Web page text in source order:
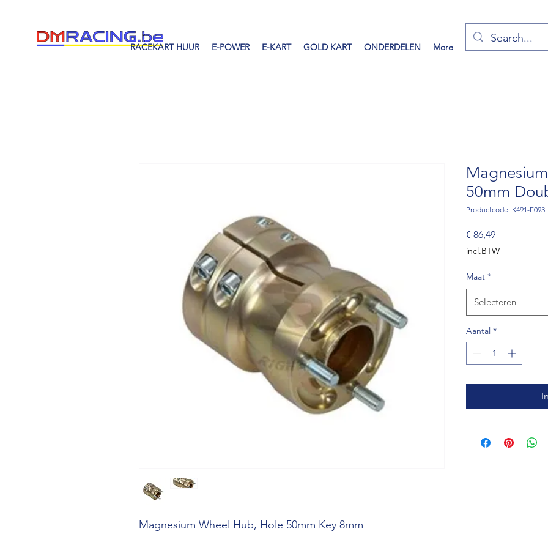
RACEKART HUUR E-POWER E-KART GOLD KART ONDERDELEN More
Magnesium Wheel Hub, Hole 50mm Key 8mm
50mm
Productcode: K491-F093
€ 86,49Prijs
incl.BTW
Maat *
Selecteren
Aantal *